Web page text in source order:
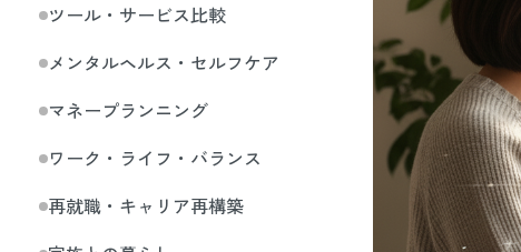
ツール・サービス比較
メンタルヘルス・セルフケア
マネープランニング
ワーク・ライフ・バランス
再就職・キャリア再構築